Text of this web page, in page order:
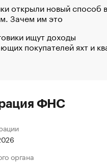
открыли новый способ
Зачем им это
ищут доходы
покупателей яхт и
ФНС
органа